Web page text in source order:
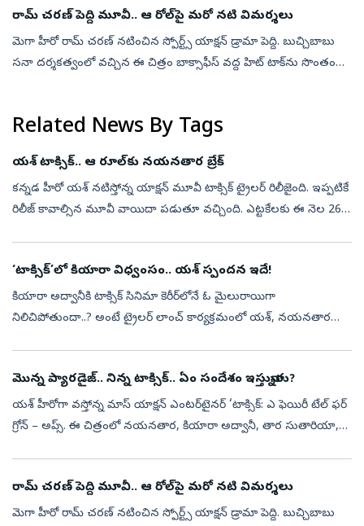
రామ్ చరణ్ పెద్ది మూవీ.. ఆ రోల్‌పై మరో నటి విమర్శలు
మెగా హీరో రామ్ చరణ్‌ నటించిన స్పోర్ట్స్ యాక్షన్ డ్రామా పెద్ది. బుచ్చిబాబు
సనా దర్శకత్వంలో వచ్చిన ఈ చిత్రం బాక్సాఫీస్ వద్ద హిట్ టాక్‌ను సొంతం
Related News By Tags
యశ్ టాక్సిక్.. ఆ రూల్‌కు నయనతార బ్రేక్
కన్నడ హీరో యశ్ నటిస్తోన్న యాక్షన్‌ మూవీ టాక్సిక్ ట్రైలర్ రిలీజైంది. ఇప్పటికే
రిలీజ్ కావాల్సిన మూవీ వాయిదా పడుతూ వచ్చింది. ఎట్టకేలకు ఈ నెల 26న
‘టాక్సిక్‌’లో కియారా విధ్వంసం.. యశ్‌ స్పందన ఇదే!
కియారా అద్వానీకి టాక్సిక్‌ సినిమా కెరీర్‌లోనే ఓ మైలురాయిగా
నిలిచిపోతుందా..? అంటే ట్రైలర్‌ లాంచ్‌ కార్యక్రమంలో యశ్‌, నయనతార
మొన్న ప్యారడైజ్.. నిన్న టాక్సిక్.. ఏం సందేశం ఇస్తున్నారు?
యశ్ హీరోగా వస్తోన్న మాస్ యాక్షన్‌ ఎంటర్‌టైనర్‌ ‘టాక్సిక్‌: ఎ ఫెయిరీ టేల్‌ ఫర్‌
గ్రోన్‌ – అప్స్‌. ఈ చిత్రంలో నయనతార, కియారా అద్వానీ, తార సుతారియా,
రామ్ చరణ్ పెద్ది మూవీ.. ఆ రోల్‌పై మరో నటి విమర్శలు
మెగా హీరో రామ్ చరణ్‌ నటించిన స్పోర్ట్స్ యాక్షన్ డ్రామా పెద్ది. బుచ్చిబాబు